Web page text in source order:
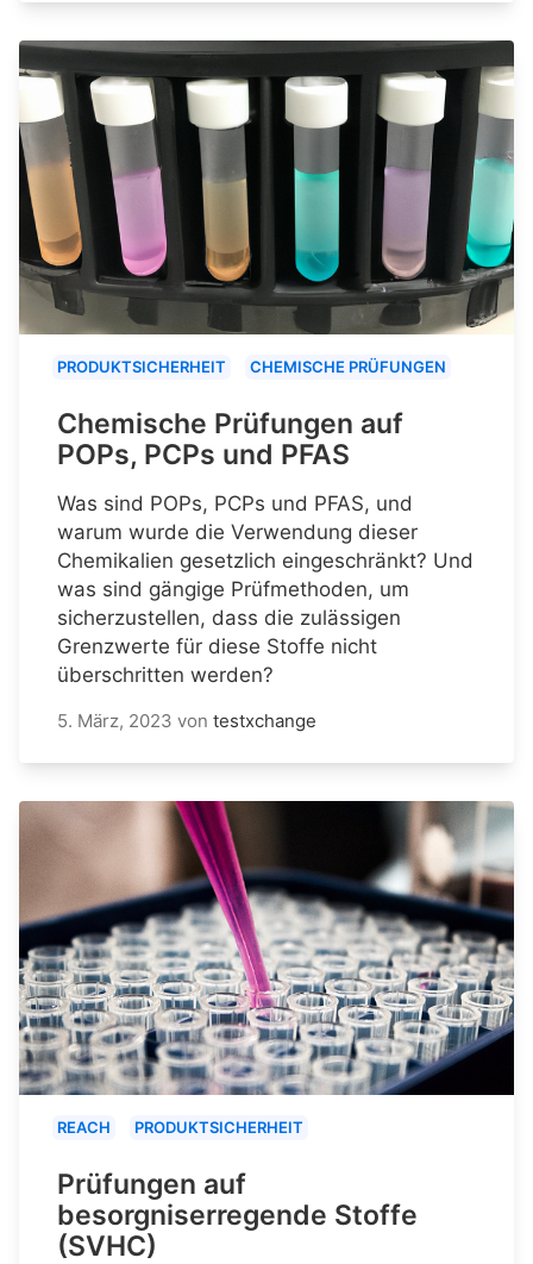
PRODUKTSICHERHEIT CHEMISCHE PRÜFUNGEN
Chemische Prüfungen auf
POPs, PCPs und PFAS
Was sind POPs, PCPs und PFAS, und
warum wurde die Verwendung dieser
Chemikalien gesetzlich eingeschränkt? Und
was sind gängige Prüfmethoden, um
sicherzustellen, dass die zulässigen
Grenzwerte für diese Stoffe nicht
überschritten werden?
5. März, 2023 von testxchange
REACH PRODUKTSICHERHEIT
Prüfungen auf
besorgniserregende Stoffe
(SVHC)